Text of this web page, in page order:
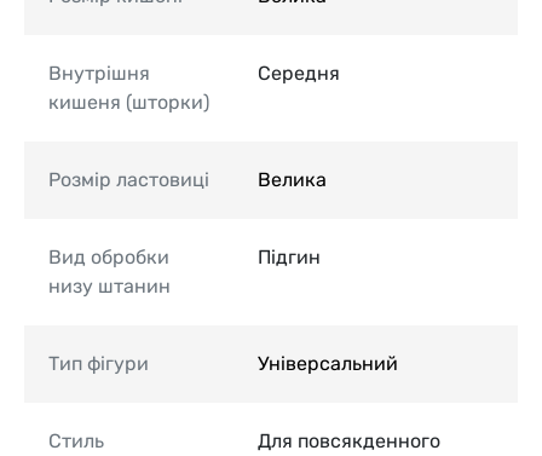
Внутрішня
кишеня (шторки)
Середня
Розмір ластовиці Велика
Вид обробки
низу штанин
Підгин
Тип фігури Універсальний
Стиль
Для повсякденного